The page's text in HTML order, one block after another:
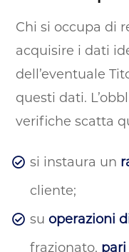
Chi si occupa di
acquisire i dati
dell’eventuale
questi dati.
verifiche scatta
si instaura un
cliente;
suoperazioni
frazionato, pari